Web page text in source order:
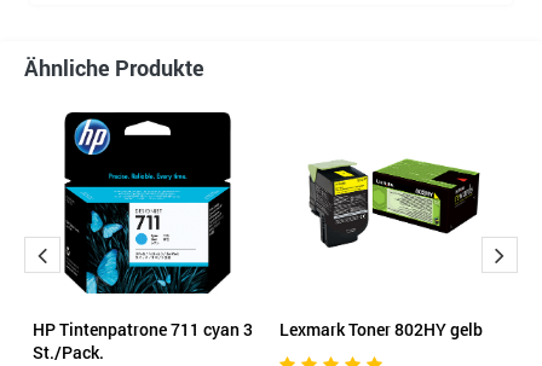
Ähnliche Produkte
HP Tintenpatrone 711 cyan 3
St./Pack.
Lexmark Toner 802HY gelb